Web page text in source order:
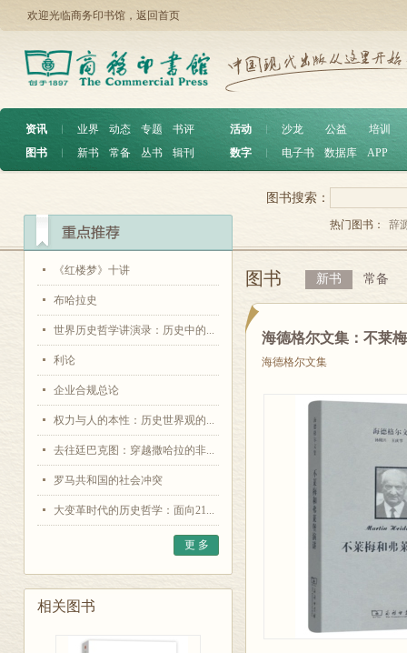
欢迎光临商务印书馆， 返回首页
资讯 ︱ 业界 动态 专题
书评
图书
︱ 新书 常备 丛书 辑刊
活动 沙龙 公益
培训
数字
电子书 数据库 APP
《红楼梦》十讲
布哈拉史
世界历史哲学讲演录：历史中的...
利论
企业合规总论
权力与人的本性：历史世界观的...
去往廷巴克图：穿越撒哈拉的非...
罗马共和国的社会冲突
大变革时代的历史哲学：面向21...
更 多
相关图书
图书搜索：
热门图书： 辞
图书 新书 常备
海德格尔文集：不莱
海德格尔文集